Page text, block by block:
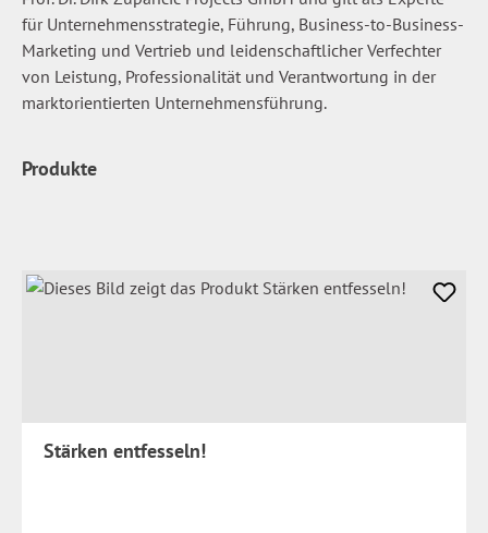
für Unternehmensstrategie, Führung, Business-to-Business-
Marketing und Vertrieb und leidenschaftlicher Verfechter
von Leistung, Professionalität und Verantwortung in der
marktorientierten Unternehmensführung.
Produkte
Stärken entfesseln!